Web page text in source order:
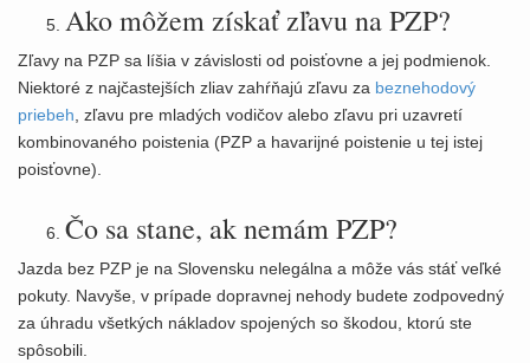
Ako môžem získať zľavu na PZP?
Zľavy na PZP sa líšia v závislosti od poisťovne a jej podmienok.
Niektoré z najčastejších zliav zahŕňajú zľavu za beznehodový
priebeh , zľavu pre mladých vodičov alebo zľavu pri uzavretí
kombinovaného poistenia (PZP a havarijné poistenie u tej istej
poisťovne).
Čo sa stane, ak nemám PZP?
Jazda bez PZP je na Slovensku nelegálna a môže vás stáť veľké
pokuty. Navyše, v prípade dopravnej nehody budete zodpovedný
za úhradu všetkých nákladov spojených so škodou, ktorú ste
spôsobili.